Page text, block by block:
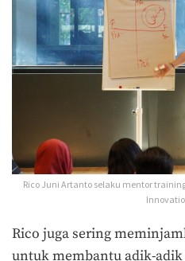
Rico Juni Artanto selaku mentor
Rico juga sering
untuk membantu adik-